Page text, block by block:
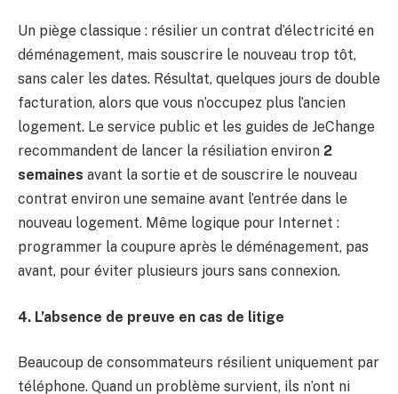
Un piège classique : résilier un contrat d’électricité en
déménagement, mais souscrire le nouveau trop tôt,
sans caler les dates. Résultat, quelques jours de double
facturation, alors que vous n’occupez plus l’ancien
logement. Le service public et les guides de JeChange
recommandent de lancer la résiliation environ 2
semaines avant la sortie et de souscrire le nouveau
contrat environ une semaine avant l’entrée dans le
nouveau logement. Même logique pour Internet :
programmer la coupure après le déménagement, pas
avant, pour éviter plusieurs jours sans connexion.
4. L’absence de preuve en cas de litige
Beaucoup de consommateurs résilient uniquement par
téléphone. Quand un problème survient, ils n’ont ni